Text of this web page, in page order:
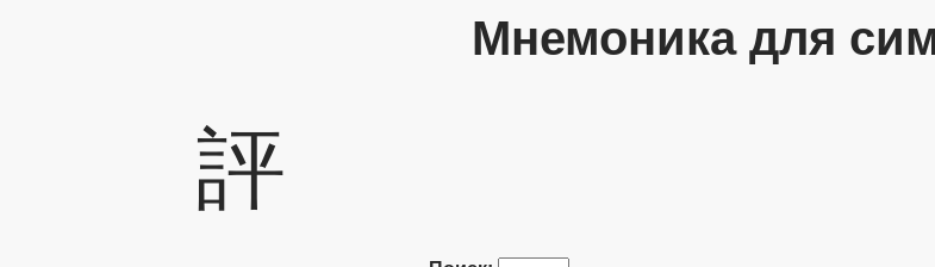
Мнемоника для
評